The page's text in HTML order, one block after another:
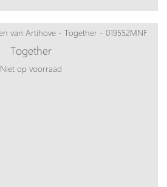
Together
Niet op voorraad